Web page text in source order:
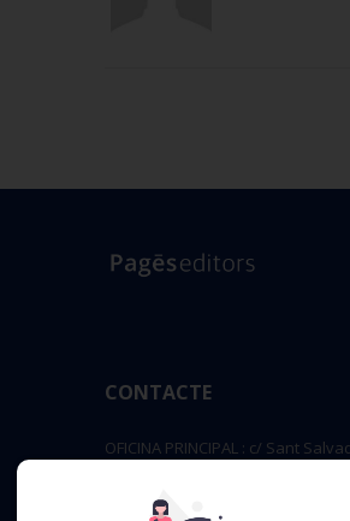
CONTACTE
OFICINA PRINCIPAL : c/ Sant